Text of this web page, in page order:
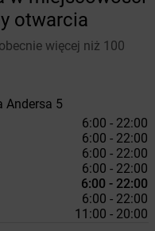
otwarcia
więcej niż 100
Andersa 5
6:00 - 22:00
6:00 - 22:00
6:00 - 22:00
6:00 - 22:00
6:00 - 22:00
6:00 - 22:00
11:00 - 20:00